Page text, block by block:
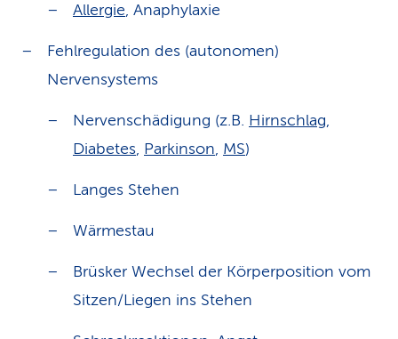
Allergie, Anaphylaxie
Fehlregulation des (autonomen)
Nervensystems
Nervenschädigung (z.B. Hirnschlag,
Diabetes, Parkinson, MS)
Langes Stehen
Wärmestau
Brüsker Wechsel der Körperposition vom
Sitzen/Liegen ins Stehen